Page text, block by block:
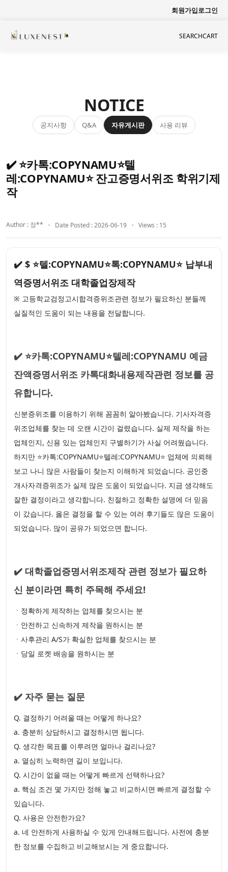
회원가입로그인
SEARCHCART
NOTICE
공지사항 Q&A 자유게시판 사용 리뷰
✔️ ⭐카톡:COPYNAMU⭐텔
레:COPYNAMU⭐ 잔고증명서위조 학위기제
작
Author : 장** Date Posted : 2026-06-19 Views : 15
✔️ $ ⭐텔:COPYNAMU⭐톡:COPYNAMU⭐ 납부내
역증명서위조 대학졸업장제작
※ 고등학교검정고시합격증위조관련 정보가 필요하신 분들께
실질적인 도움이 되는 내용을 전달합니다.
✔️ ⭐카톡:COPYNAMU⭐텔레:COPYNAMU 예금
잔액증명서위조 카톡대화내용제작관련 정보를 공
유합니다.
신분증위조를 이용하기 위해 꼼꼼히 알아봤습니다. 기사자격증
위조업체를 찾는 데 오랜 시간이 걸렸습니다. 실제 제작을 하는
업체인지, 신용 있는 업체인지 구별하기가 사실 어려웠습니다.
하지만 ⭐카톡:COPYNAMU⭐텔레:COPYNAMU⭐ 업체에 의뢰해
보고 나니 많은 사람들이 찾는지 이해하게 되었습니다. 공인중
개사자격증위조가 실제 많은 도움이 되었습니다. 지금 생각해도
잘한 결정이라고 생각합니다. 친절하고 정확한 설명에 더 믿음
이 갔습니다. 옳은 결정을 할 수 있는 여러 후기들도 많은 도움이
되었습니다. 많이 공유가 되었으면 합니다.
✔️ 대학졸업증명서위조제작 관련 정보가 필요하
신 분이라면 특히 주목해 주세요!
ㆍ정확하게 제작하는 업체를 찾으시는 분
ㆍ안전하고 신속하게 제작을 원하시는 분
ㆍ사후관리 A/S가 확실한 업체를 찾으시는 분
ㆍ당일 로켓 배송을 원하시는 분
✔️ 자주 묻는 질문
Q. 결정하기 어려울 때는 어떻게 하나요?
a. 충분히 상담하시고 결정하시면 됩니다.
Q. 생각한 목표를 이루려면 얼마나 걸리나요?
a. 열심히 노력하면 길이 보입니다.
Q. 시간이 없을 때는 어떻게 빠르게 선택하나요?
a. 핵심 조건 몇 가지만 정해 놓고 비교하시면 빠르게 결정할 수
있습니다.
Q. 사용은 안전한가요?
a. 네 안전하게 사용하실 수 있게 안내해드립니다. 사전에 충분
한 정보를 수집하고 비교해보시는 게 중요합니다.